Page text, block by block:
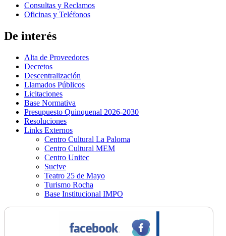
Consultas y Reclamos
Oficinas y Teléfonos
De interés
Alta de Proveedores
Decretos
Descentralización
Llamados Públicos
Licitaciones
Base Normativa
Presupuesto Quinquenal 2026-2030
Resoluciones
Links Externos
Centro Cultural La Paloma
Centro Cultural MEM
Centro Unitec
Sucive
Teatro 25 de Mayo
Turismo Rocha
Base Institucional IMPO